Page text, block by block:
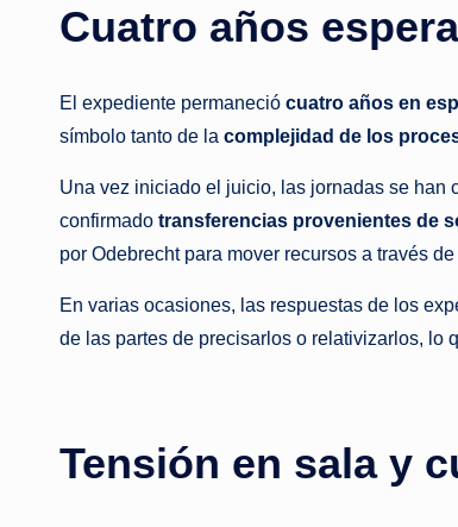
Cuatro años
El expediente permaneció cuatro años en
símbolo tanto de la complejidad de los
Una vez iniciado el juicio, las jornadas se han
confirmado transferencias provenientes de
por Odebrecht para mover recursos a través
En varias ocasiones, las respuestas de los
de las partes de precisarlos o relativizarlos, lo
Tensión en sala y